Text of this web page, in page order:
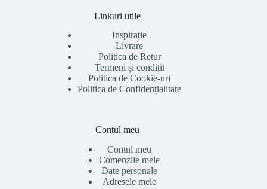
Linkuri utile
Inspirație
Livrare
Politica de Retur
Termeni și condiții
Politica de Cookie-uri
Politica de Confidențialitate
Contul meu
Contul meu
Comenzile mele
Date personale
Adresele mele